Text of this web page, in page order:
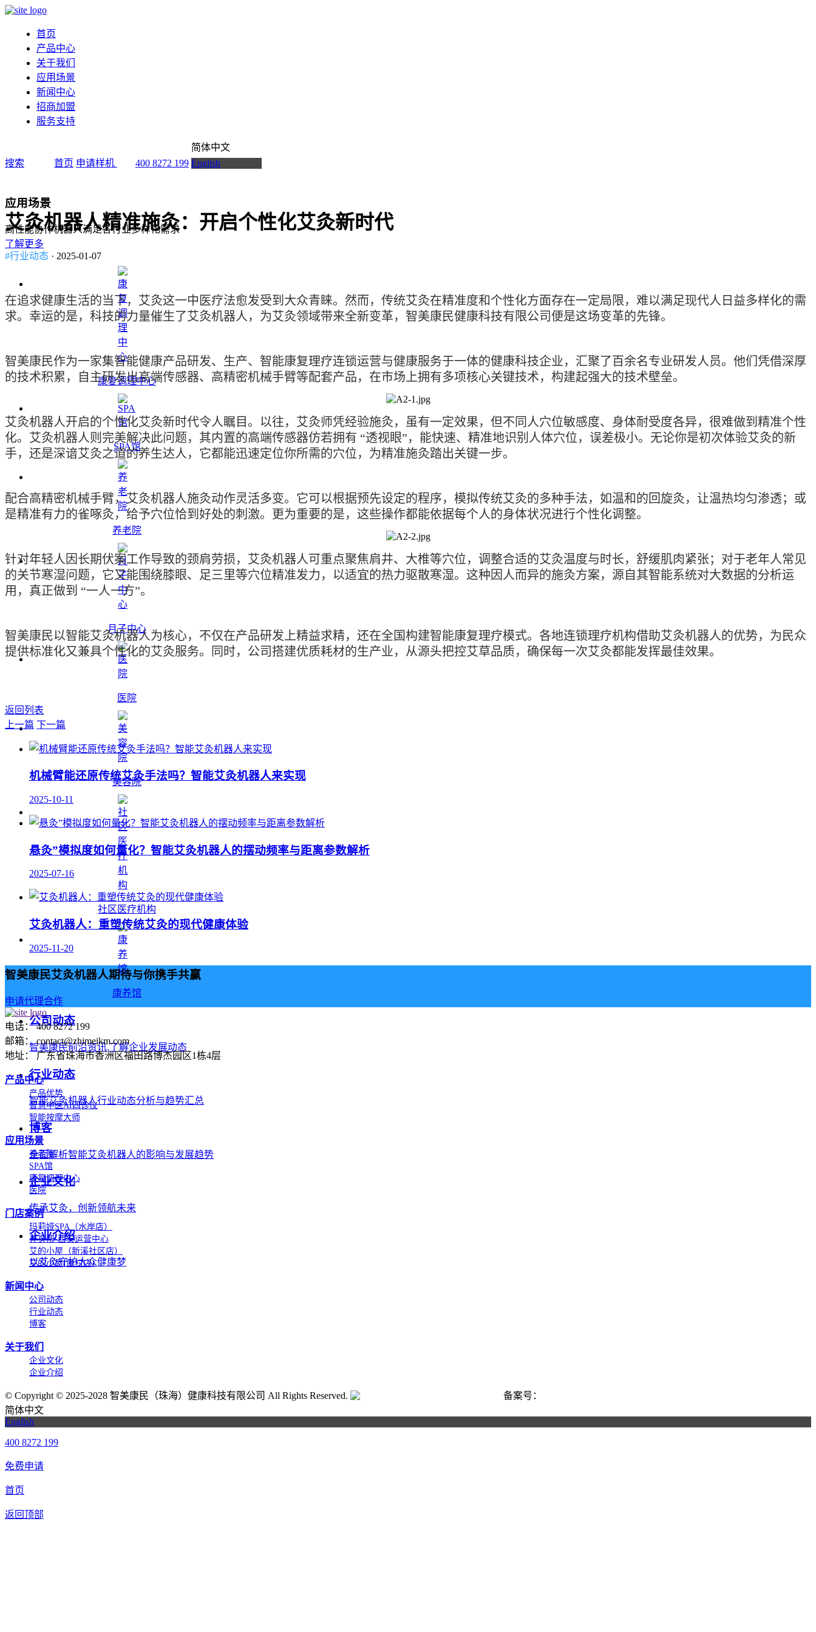
首页
产品中心
关于我们
应用场景
新闻中心
招商加盟
服务支持
搜索 首页 申请样机 400 8272 199
简体中文
English
应用场景
高性能协作机器人满足各行业多样化需求
了解更多
康复调理中心
SPA馆
养老院
月子中心
医院
美容院
社区医疗机构
康养馆
公司动态
智美康民前沿资讯,了解企业发展动态
行业动态
智能艾灸机器人行业动态分析与趋势汇总
博客
全面解析智能艾灸机器人的影响与发展趋势
企业文化
传承艾灸，创新领航未来
企业介绍
以艾灸守护大众健康梦
艾灸机器人精准施灸：开启个性化艾灸新时代
#行业动态 · 2025-01-07
在追求健康生活的当下，艾灸这一中医疗法愈发受到大众青睐。然而，传统艾灸在精准度和个性化方面存在一定局限，难以满足现代人日益多样化的需
求。幸运的是，科技的力量催生了艾灸机器人，为艾灸领域带来全新变革，智美康民健康科技有限公司便是这场变革的先锋。
智美康民作为一家集智能健康产品研发、生产、智能康复理疗连锁运营与健康服务于一体的健康科技企业，汇聚了百余名专业研发人员。他们凭借深厚
的技术积累，自主研发出高端传感器、高精密机械手臂等配套产品，在市场上拥有多项核心关键技术，构建起强大的技术壁垒。
艾灸机器人开启的个性化艾灸新时代令人瞩目。以往，艾灸师凭经验施灸，虽有一定效果，但不同人穴位敏感度、身体耐受度各异，很难做到精准个性
化。艾灸机器人则完美解决此问题，其内置的高端传感器仿若拥有 “透视眼”，能快速、精准地识别人体穴位，误差极小。无论你是初次体验艾灸的新
手，还是深谙艾灸之道的养生达人，它都能迅速定位你所需的穴位，为精准施灸踏出关键一步。
配合高精密机械手臂，艾灸机器人施灸动作灵活多变。它可以根据预先设定的程序，模拟传统艾灸的多种手法，如温和的回旋灸，让温热均匀渗透；或
是精准有力的雀啄灸，给予穴位恰到好处的刺激。更为重要的是，这些操作都能依据每个人的身体状况进行个性化调整。
针对年轻人因长期伏案工作导致的颈肩劳损，艾灸机器人可重点聚焦肩井、大椎等穴位，调整合适的艾灸温度与时长，舒缓肌肉紧张；对于老年人常见
的关节寒湿问题，它又能围绕膝眼、足三里等穴位精准发力，以适宜的热力驱散寒湿。这种因人而异的施灸方案，源自其智能系统对大数据的分析运
用，真正做到 “一人一方”。
智美康民以智能艾灸机器人为核心，不仅在产品研发上精益求精，还在全国构建智能康复理疗模式。各地连锁理疗机构借助艾灸机器人的优势，为民众
提供标准化又兼具个性化的艾灸服务。同时，公司搭建优质耗材的生产业，从源头把控艾草品质，确保每一次艾灸都能发挥最佳效果。
返回列表
上一篇 下一篇
机械臂能还原传统艾灸手法吗？智能艾灸机器人来实现
2025-10-11
悬灸”模拟度如何量化？智能艾灸机器人的摆动频率与距离参数解析
2025-07-16
艾灸机器人：重塑传统艾灸的现代健康体验
2025-11-20
智美康民艾灸机器人期待与你携手共赢
申请代理合作
电话： 400 8272 199
邮箱： contact@zhimeikm.com
地址： 广东省珠海市香洲区福田路博杰园区1栋4层
产品中心
产品优势
智慧中医AI四诊仪
智能按摩大师
应用场景
养老院
SPA馆
康复调理中心
医院
门店案例
玛莉娅SPA（水岸店）
养身帮-西安运营中心
艾的小屋（新溪社区店）
艾的小屋(南村店)
新闻中心
公司动态
行业动态
博客
关于我们
企业文化
企业介绍
© Copyright © 2025-2028 智美康民（珠海）健康科技有限公司 All Rights Reserved. 备案号：
简体中文
English
400 8272 199
免费申请
首页
返回顶部